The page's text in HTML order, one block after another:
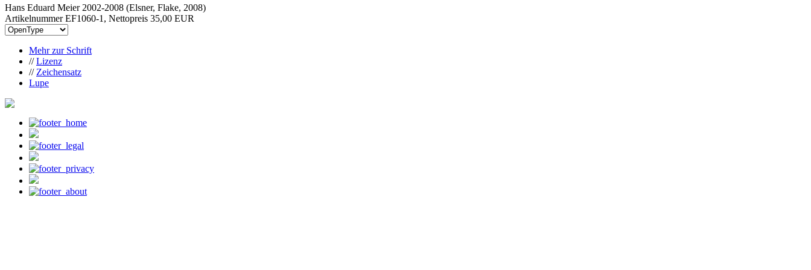
Hans Eduard Meier 2002-2008 (Elsner, Flake, 2008)
Artikelnummer EF1060-1, Nettopreis 35,00 EUR
Mehr zur Schrift
//Lizenz
// Zeichensatz
Lupe